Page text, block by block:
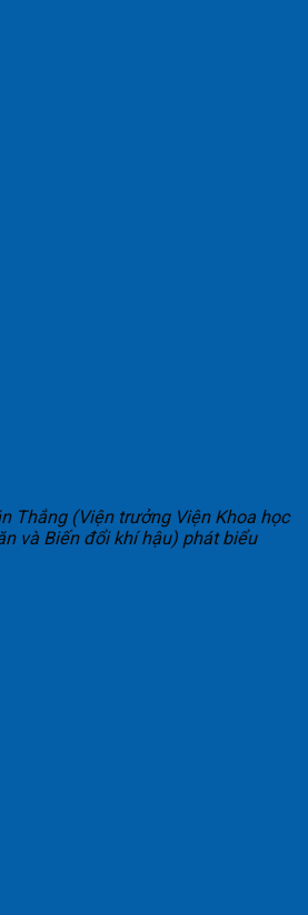
Thắng (Viện trưởng Viện Khoa học
và Biến đổi khí hậu) phát biểu